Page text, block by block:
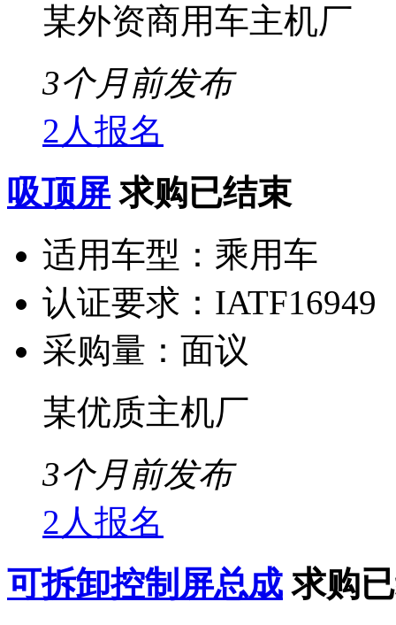
某外资商用车主机厂
3个月前发布
2人报名
吸顶屏 求购已结束
适用车型： 乘用车
认证要求： IATF16949
采购量： 面议
某优质主机厂
3个月前发布
2人报名
可拆卸控制屏总成 求购